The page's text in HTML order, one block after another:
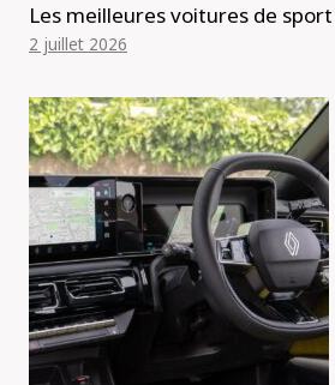
Les meilleures voitures de sport
2 juillet 2026